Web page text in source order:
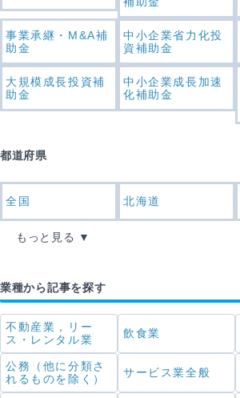
事業承継・M&A補
助金
中小企業省力化投
資補助金
大規模成長投資補
助金
中小企業成長加速
化補助金
都道府県
全国 北海道
もっと見る
業種から記事を探す
不動産業，リー
ス・レンタル業
飲食業
公務（他に分類さ
れるものを除く）
サービス業全般